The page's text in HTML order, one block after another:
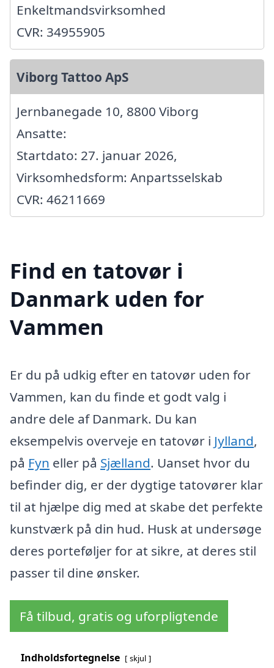
Enkeltmandsvirksomhed
CVR: 34955905
Viborg Tattoo ApS
Jernbanegade 10, 8800 Viborg
Ansatte:
Startdato: 27. januar 2026,
Virksomhedsform: Anpartsselskab
CVR: 46211669
Find en tatovør i
Danmark uden for
Vammen
Er du på udkig efter en tatovør uden for
Vammen, kan du finde et godt valg i
andre dele af Danmark. Du kan
eksempelvis overveje en tatovør i Jylland,
på Fyn eller på Sjælland. Uanset hvor du
befinder dig, er der dygtige tatovører klar
til at hjælpe dig med at skabe det perfekte
kunstværk på din hud. Husk at undersøge
deres porteføljer for at sikre, at deres stil
passer til dine ønsker.
Få tilbud, gratis og uforpligtende
Indholdsfortegnelse skjul